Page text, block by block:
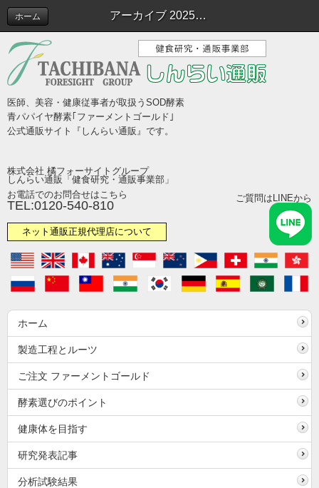
アーカイブ 2025年10月 | コラム
ホーム
医師、美容・健康従事者が取扱うSOD酵素
青パパイヤ酵素｢ファーメントゴールド｣
公式通販サイト『しんらい通販』です。
株式会社 橘フォーサイトグループ
しんらい通販「健食研究・通販事業部」
お電話でのお問合せはこちら
TEL:0120-540-810
ネット通販正規代理店について
ご質問はLINEから
ホーム
製造工程とルーツ
ご注文 ファーメントゴールド
酵素選びのポイント
健康体を目指す
研究発表記事
分析試験結果